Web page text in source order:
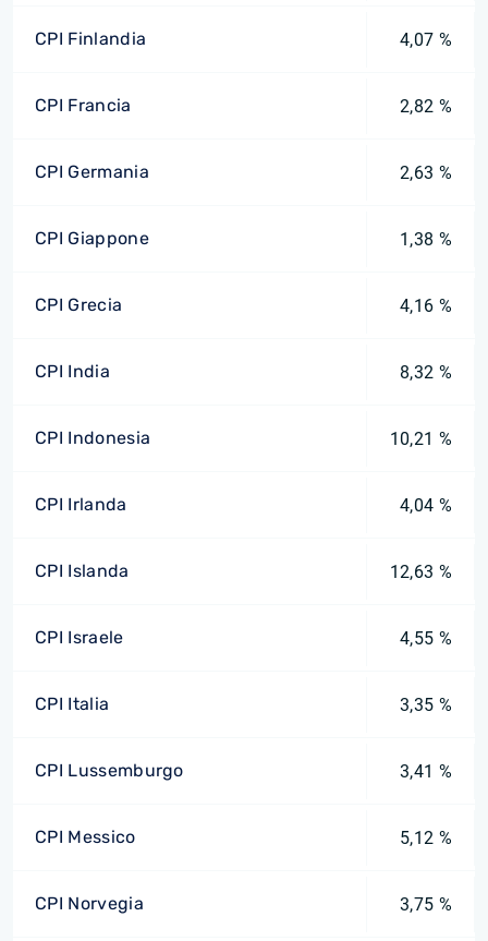
CPI Finlandia 4,07 %
CPI Francia 2,82 %
CPI Germania 2,63 %
CPI Giappone 1,38 %
CPI Grecia 4,16 %
CPI India 8,32 %
CPI Indonesia 10,21 %
CPI Irlanda 4,04 %
CPI Islanda 12,63 %
CPI Israele 4,55 %
CPI Italia 3,35 %
CPI Lussemburgo 3,41 %
CPI Messico 5,12 %
CPI Norvegia 3,75 %